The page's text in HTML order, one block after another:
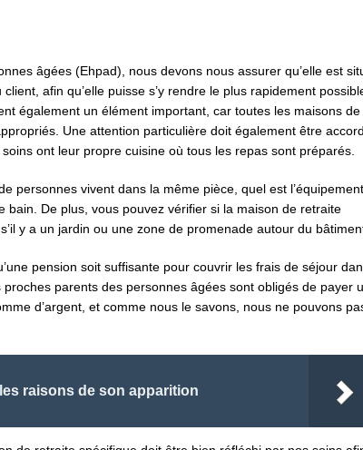
âgées (Ehpad), nous devons nous assurer qu’elle est
afin qu’elle puisse s’y rendre le plus rapidement
également un élément important, car toutes les maisons de
Une attention particulière doit également être
ont leur propre cuisine où tous les repas sont préparés.
personnes vivent dans la même pièce, quel est l’équipement
bain. De plus, vous pouvez vérifier si la maison de retraite
y a un jardin ou une zone de promenade autour du
pension soit suffisante pour couvrir les frais de séjour
parents des personnes âgées sont obligés de payer
d’argent, et comme nous le savons, nous ne pouvons
raisons de son apparition